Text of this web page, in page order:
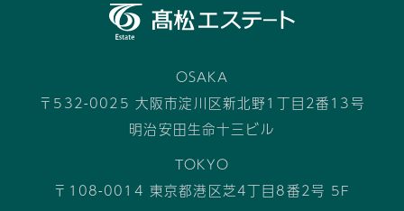
OSAKA
〒532-0025 大阪市淀川区新北野1丁目2番13号
明治安田生命十三ビル
TOKYO
〒108-0014 東京都港区芝4丁目8番2号 5F